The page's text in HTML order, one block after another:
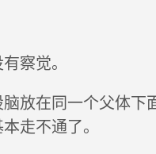
察觉。
放在同一个父体下
走不通了。